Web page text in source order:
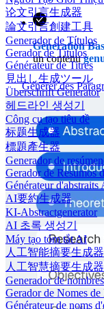
论文引言生成器
論文引言創建工具
Generador de Títulos
Gerador de Títulos
Générateur de Titres
見出し生成ツール
Überschrift Generator
헤드라인 생성기
Công cụ tạo tiêu đề
标题生成器
標題產生器
Generador de
Gerador de Resumos
Générateur d'abstraits
AI要約生成器
KI-Abstractgenerator
AI 초록 생성기
Máy tạo tóm tắt AI
人工智能摘要生成器
人工智慧摘要生成器
Generador de
Gerador de Nomes de
Générateur de noms
Génération
un contenu
Générer des